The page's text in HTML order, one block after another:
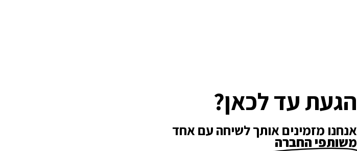
הגעת עד לכאן?
אנחנו מזמינים אותך לשיחה עם אחד
משותפי החברה